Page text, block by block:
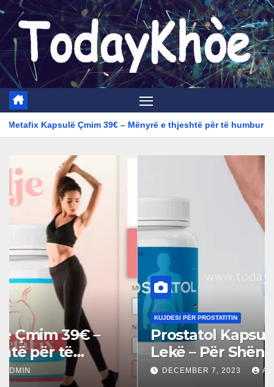
Skip
content
39€ – Mënyrë e thjeshtë për të humbur peshë (Kosovo)
KUJDESI PËR PROSTATITIN
Prostatol Kapsulë Çmimi 4700
Lekë – Për Shëndetin e
Prostatës (Albanian)
DECEMBER 7, 2023 ADMIN